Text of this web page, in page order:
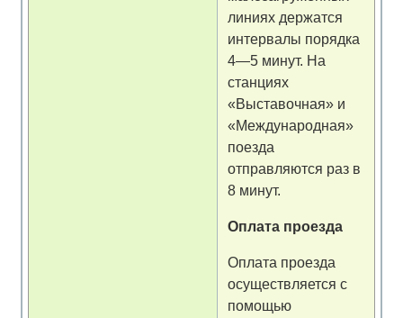
линиях держатся
интервалы порядка
4—5 минут. На
станциях
«Выставочная» и
«Международная»
поезда
отправляются раз в
8 минут.
Оплата проезда
Оплата проезда
осуществляется с
помощью